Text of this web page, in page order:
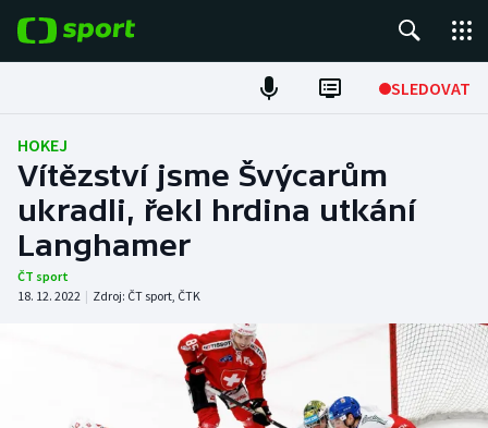
SLEDOVAT
Fotbal
Hokej
Tenis
Atletika
HOKEJ
Vítězství jsme Švýcarům
ukradli, řekl hrdina utkání
Langhamer
ČT sport
18. 12. 2022 | Zdroj: ČT sport, ČTK